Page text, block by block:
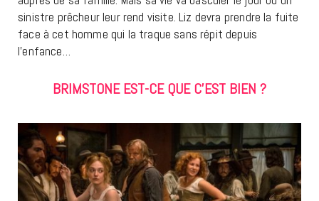
sinistre prêcheur leur rend visite. Liz devra prendre la fuite
face à cet homme qui la traque sans répit depuis
l’enfance…
BRIMSTONE EST-CE QUE C’EST BIEN ?